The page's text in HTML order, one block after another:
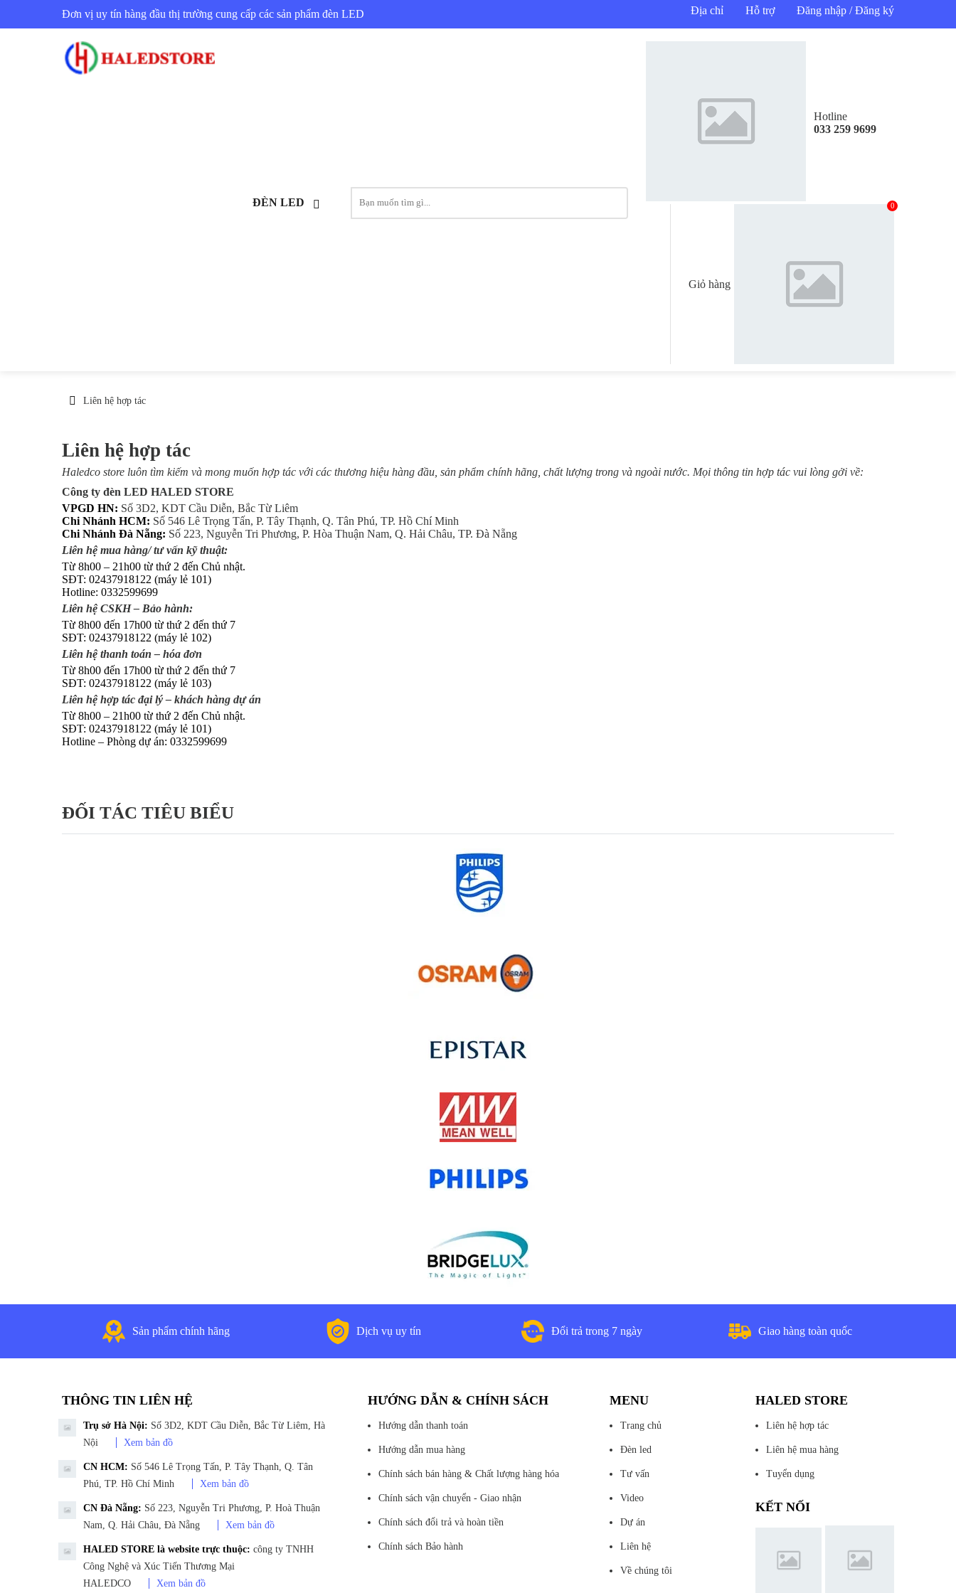
Đơn vị uy tín hàng đầu thị trường cung cấp các sản phẩm đèn LED Địa chỉ Hỗ trợ Đăng nhập / Đăng ký
ĐÈN LED
Hotline
033 259 9699
Giỏ hàng
0
Liên hệ hợp tác
Liên hệ hợp tác
Haledco store luôn tìm kiếm và mong muốn hợp tác với các thương hiệu hàng đầu, sản phẩm chính hãng, chất lượng trong và ngoài nước. Mọi thông tin hợp tác vui lòng gởi về:
Công ty đèn LED HALED STORE
VPGD HN: Số 3D2, KDT Cầu Diễn, Bắc Từ Liêm
Chi Nhánh HCM: Số 546 Lê Trọng Tấn, P. Tây Thạnh, Q. Tân Phú, TP. Hồ Chí Minh
Chi Nhánh Đà Nẵng: Số 223, Nguyễn Tri Phương, P. Hòa Thuận Nam, Q. Hải Châu, TP. Đà Nẵng
Liên hệ mua hàng/ tư vấn kỹ thuật:
Từ 8h00 – 21h00 từ thứ 2 đến Chủ nhật.
SĐT: 02437918122 (máy lẻ 101)
Hotline: 0332599699
Liên hệ CSKH – Bảo hành:
Từ 8h00 đến 17h00 từ thứ 2 đến thứ 7
SĐT: 02437918122 (máy lẻ 102)
Liên hệ thanh toán – hóa đơn
Từ 8h00 đến 17h00 từ thứ 2 đến thứ 7
SĐT: 02437918122 (máy lẻ 103)
Liên hệ hợp tác đại lý – khách hàng dự án
Từ 8h00 – 21h00 từ thứ 2 đến Chủ nhật.
SĐT: 02437918122 (máy lẻ 101)
Hotline – Phòng dự án: 0332599699
ĐỐI TÁC TIÊU BIỂU
Sản phẩm chính hãng Dịch vụ uy tín Đổi trả trong 7 ngày Giao hàng toàn quốc
THÔNG TIN LIÊN HỆ
Trụ sở Hà Nội: Số 3D2, KDT Cầu Diễn, Bắc Từ Liêm, Hà
Nội
Xem bản đồ
CN HCM: Số 546 Lê Trọng Tấn, P. Tây Thạnh, Q. Tân
Phú, TP. Hồ Chí Minh
Xem bản đồ
CN Đà Nẵng: Số 223, Nguyễn Tri Phương, P. Hoà Thuận
Nam, Q. Hải Châu, Đà Nẵng
Xem bản đồ
HALED STORE là website trực thuộc: công ty TNHH
Công Nghệ và Xúc Tiến Thương Mại
HALEDCO
Xem bản đồ
HƯỚNG DẪN & CHÍNH SÁCH
Hướng dẫn thanh toán
Hướng dẫn mua hàng
Chính sách bán hàng & Chất lượng hàng hóa
Chính sách vận chuyển - Giao nhận
Chính sách đổi trả và hoàn tiền
Chính sách Bảo hành
MENU
Trang chủ
Đèn led
Tư vấn
Video
Dự án
Liên hệ
Về chúng tôi
HALED STORE
Liên hệ hợp tác
Liên hệ mua hàng
Tuyển dụng
KẾT NỐI